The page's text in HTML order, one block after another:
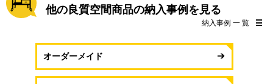
他の良質空間商品の納入事例を見る
納入事例 一 覧
オーダーメイド